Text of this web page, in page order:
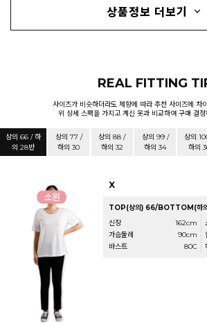
상품정보 더보기
REAL FITTING
사이즈가 비슷하더라도 체향에 따라 추천 사이즈에 차
위 상세 스펙을 가지고 계신 옷과 비교하여 구매 결정
상의 66 / 하
의 28반
상의 77 /
하의 30
상의 88 /
하의 32
상의 99 /
하의 34
상의
하의
X
TOP(상의) 66/BOTTOM(하
신장
162cm
가슴둘레
90cm
바스트
80C